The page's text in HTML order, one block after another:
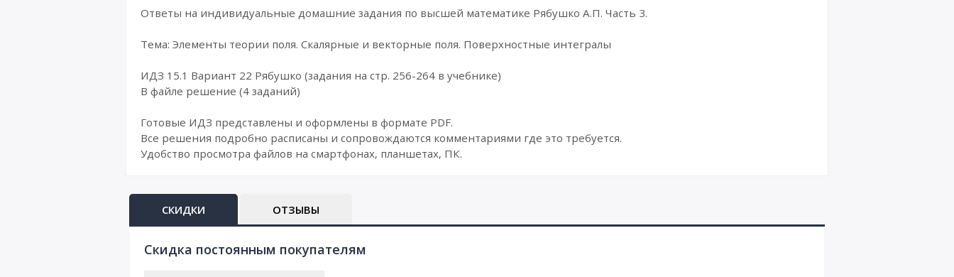
Ответы на индивидуальные домашние задания по высшей математике Рябушко А.П. Часть 3.
Тема: Элементы теории поля. Скалярные и векторные поля. Поверхностные интегралы
ИДЗ 15.1 Вариант 22 Рябушко (задания на стр. 256-264 в учебнике)
В файле решение (4 заданий)
Готовые ИДЗ представлены и оформлены в формате PDF.
Все решения подробно расписаны и сопровождаются комментариями где это требуется.
Удобство просмотра файлов на смартфонах, планшетах, ПК.
СКИДКИ ОТЗЫВЫ
Cкидка постоянным покупателям